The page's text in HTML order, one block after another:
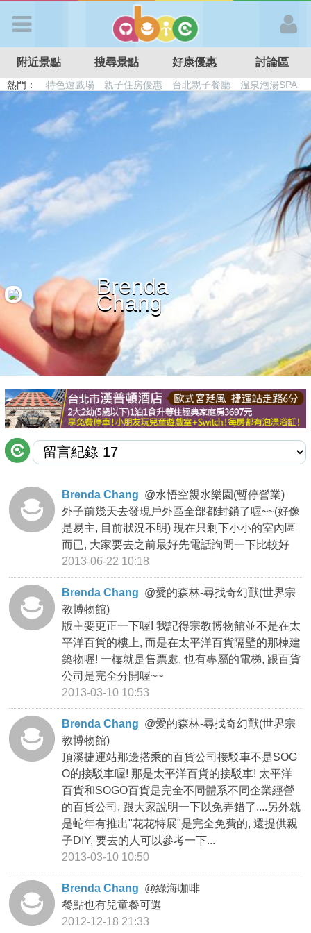
APP登入
首 頁
搜尋景點
好康優惠
最新留言
商家合作
推薦景點
討論區
聯絡我們
APP下載
附近景點 搜尋景點 好康優惠 討論區
熱門：
Brenda
Chang
Brenda Chang @水悟空親水樂園(暫停營業)
外子前幾天去發現戶外區全部都封鎖了喔~~(好像
是易主, 目前狀況不明) 現在只剩下小小的室內區
而已, 大家要去之前最好先電話詢問一下比較好
2013-06-22 10:18
Brenda Chang @愛的森林-尋找奇幻獸(世界宗
教博物館)
版主要更正一下喔! 我記得宗教博物館並不是在太
平洋百貨的樓上, 而是在太平洋百貨隔壁的那棟建
築物喔! 一樓就是售票處, 也有專屬的電梯, 跟百貨
公司是完全分開喔~~
2013-03-10 10:53
Brenda Chang @愛的森林-尋找奇幻獸(世界宗
教博物館)
頂溪捷運站那邊搭乘的百貨公司接駁車不是SOG
O的接駁車喔! 那是太平洋百貨的接駁車! 太平洋
百貨和SOGO百貨是完全不同體系不同企業經營
的百貨公司, 跟大家說明一下以免弄錯了....另外就
是蛇年有推出"花花特展"是完全免費的, 還提供親
子DIY, 要去的人可以參考一下...
2013-03-10 10:50
Brenda Chang @綠海咖啡
餐點也有兒童餐可選
2012-12-18 21:33